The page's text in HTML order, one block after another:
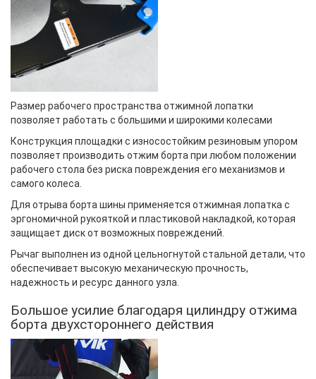
Размер рабочего пространства отжимной лопатки
позволяет работать с большими и широкими колесами
Конструкция площадки с износостойким резиновым упором
позволяет производить отжим борта при любом положении
рабочего стола без риска повреждения его механизмов и
самого колеса.
Для отрыва борта шины применяется отжимная лопатка с
эргономичной рукояткой и пластиковой накладкой, которая
защищает диск от возможных повреждений.
Рычаг выполнен из одной цельногнутой стальной детали, что
обеспечивает высокую механическую прочность,
надежность и ресурс данного узла.
Большое усилие благодаря цилиндру отжима
борта двухстороннего действия